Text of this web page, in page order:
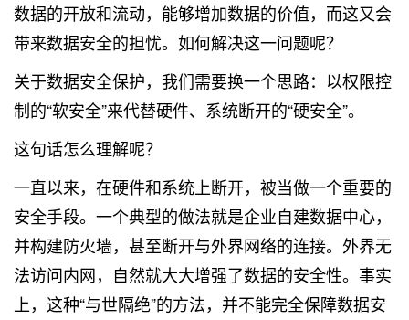
数据的开放和流动，能够增加数据的价值，而这又会
带来数据安全的担忧。如何解决这一问题呢？
关于数据安全保护，我们需要换一个思路：以权限控
制的“软安全”来代替硬件、系统断开的“硬安全”。
这句话怎么理解呢？
一直以来，在硬件和系统上断开，被当做一个重要的
安全手段。一个典型的做法就是企业自建数据中心，
并构建防火墙，甚至断开与外界网络的连接。外界无
法访问内网，自然就大大增强了数据的安全性。事实
上，这种“与世隔绝”的方法，并不能完全保障数据安